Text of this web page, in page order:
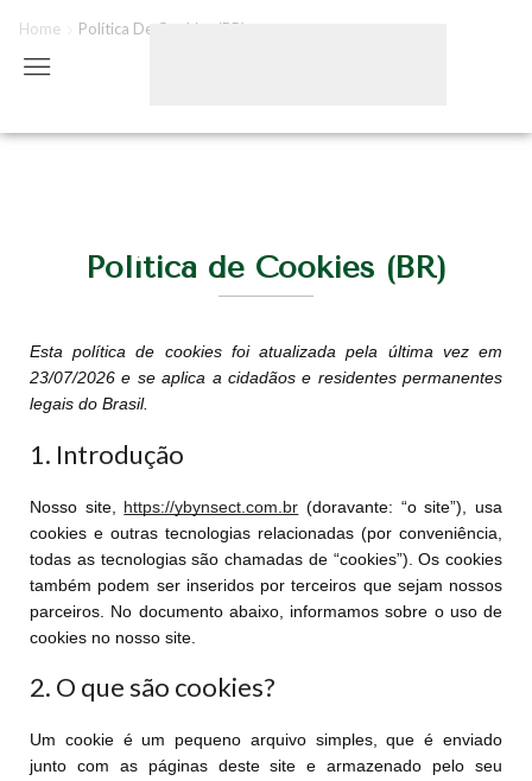
Home Política De Cookies (BR)
Política de Cookies (BR)
Esta política de cookies foi atualizada pela última vez em
23/07/2026 e se aplica a cidadãos e residentes permanentes
legais do Brasil.
1. Introdução
Nosso site, https://ybynsect.com.br (doravante: “o site”), usa
cookies e outras tecnologias relacionadas (por conveniência,
todas as tecnologias são chamadas de “cookies”). Os cookies
também podem ser inseridos por terceiros que sejam nossos
parceiros. No documento abaixo, informamos sobre o uso de
cookies no nosso site.
2. O que são cookies?
Um cookie é um pequeno arquivo simples, que é enviado
junto com as páginas deste site e armazenado pelo seu